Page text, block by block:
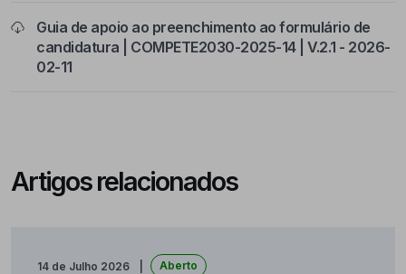
Guia de apoio ao preenchimento ao formulário de
candidatura | COMPETE2030-2025-14 | V.2.1 - 2026-
02-11
Artigos relacionados
14 de Julho 2026 Aberto